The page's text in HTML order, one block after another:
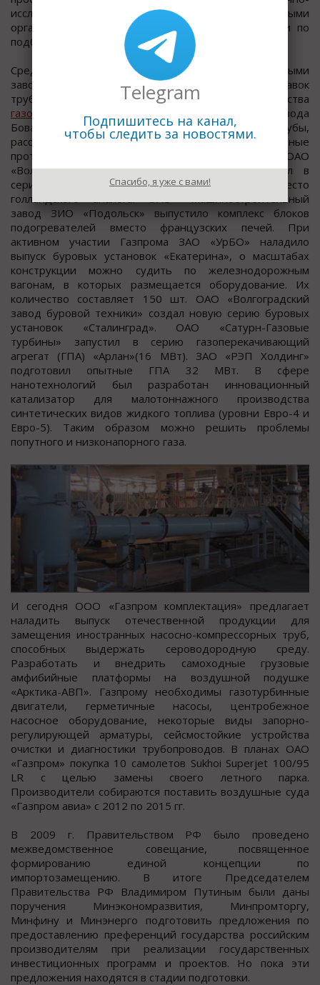
исследовательскими институтами и проектными
организациями. В них даны четкие рекомендации по
подбору оборудования.
Среди успехов можно отметить ситуацию с трубными
заводами, которые сумели решить проблему поставок
труб большого диаметра для строительства
газопроводов . Сегодня при строительстве трубопровода
Бованенкново – Ухта используются российские трубы,
рассчитанные на давление 120 атм и способные
противостоять суровым условиям Крайнего Севера. ОАО
«Волгограднефтемаш» спроектировал и запустил в
серию обратный осесимметричный клапан вместо
голландского аналога. ОАО «Машиностроительный
завод ЗИО «Подольск» выпустило комплекс блоков
подогревателей вместо французских печей. При
активном участии Газпрома ЗАО «УрБО» наладило
выпуск буровых установок «Екатерина», о масштабах
конструкции можно судить по железнодорожным
вагонам, в которых размещается оборудование. Их
количество составляет 150 шт. ОАО «Волгоградский
завод буровой техники» создал новую серию буровых
установок «Сталинград». ОАО «Сатурн-Газовые
турбины» запустил в серию газоперекачивающий
агрегат (ГПА) «Арлан»(16 МВт). ЗАО «РЭП Холдинг»
подготовил опытные ГПА 32 МВт. В сфере
нанотехнологий был разработан инновационный
катализатор для малотоннажного производства
синтетических видов жидкого топлива (уровни Евро-4 и
Евро-5). Таким образом можно решить проблемы
попутного и низконапорного газа.
И сегодня ООО «Газпром комплектация» предлагает
наладить выпуск отечественной продукции для
замещения иностранных насосно-компрессорных труб,
способных выдержать сероводородную среду.
Разработать и внедрить самоходные грузовые
амфибийные платформы на воздушной подушке
«Арктика-АВП». Газпрому необходимы газотурбинные
двигатели, герметичные насосы, центробежное
насосное оборудование, некоторые виды запорно-
регулирующей арматуры, сейсмостойкие устройства
очистки и диагностики трубопроводов. В планах ОАО
«Газпром» покупка 10 самолетов Sukhoi Superjet 100/95
LR с целью замены своего летного парка.
Производители собираются поставить воздушные суда
«Газпром авиа» с 2012 по 2015 гг.
В 2009 г. Правительством РФ было проведено
межведомственное совещание, посвященное
формированию единой концепции по
импортозамещению. В итоге Председателем
Правительства РФ Владимиром Путиным были даны
поручения Минэкономразвития, Минпромторгу,
Минфину и Минэнерго подготовить предложения по
предоставлению преференций государства российским
производителям при реализации государственных
инвестиционных программ и проектов. Но пока эти
предложения находятся в стадии подготовки.
Telegram
Подпишитесь на канал,
чтобы следить за новостями.
Спасибо, я уже с вами!